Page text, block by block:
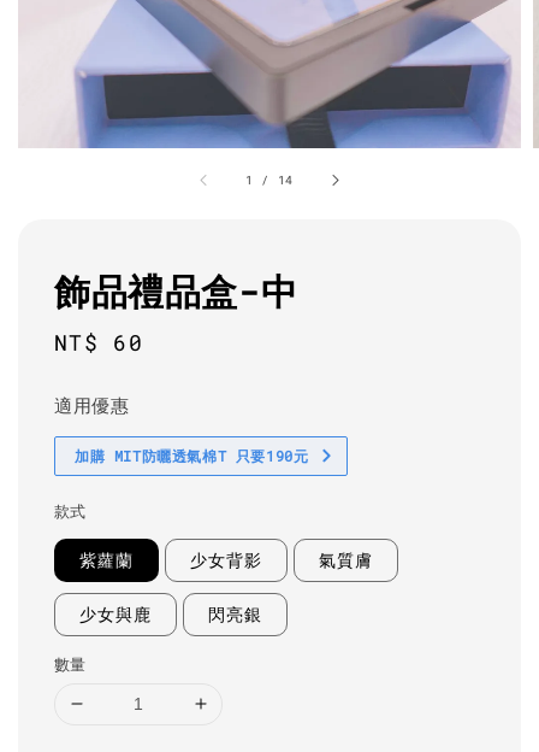
1 / 14
飾品禮品盒-中
Regular
NT$ 60
適用優惠
加購 MIT防曬透氣棉T 只要190元
款式
紫蘿蘭 少女背影 氣質膚
少女與鹿 閃亮銀
數量